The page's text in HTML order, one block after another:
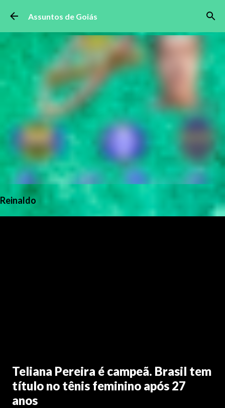
Pular para o conteúdo principal
Assuntos de Goiás
Reinaldo
Teliana Pereira é campeã. Brasil tem
título no tênis feminino após 27
anos